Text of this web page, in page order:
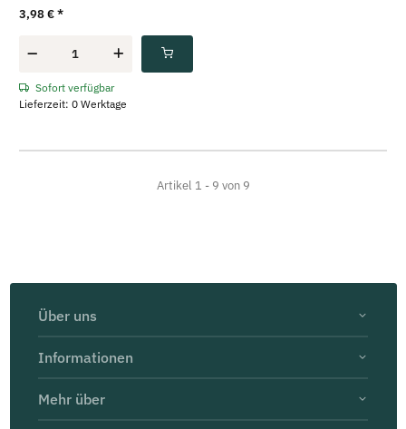
3,98 €*
Sofort verfügbar
Lieferzeit: 0 Werktage
Artikel 1 - 9 von 9
Über uns
Informationen
Mehr über